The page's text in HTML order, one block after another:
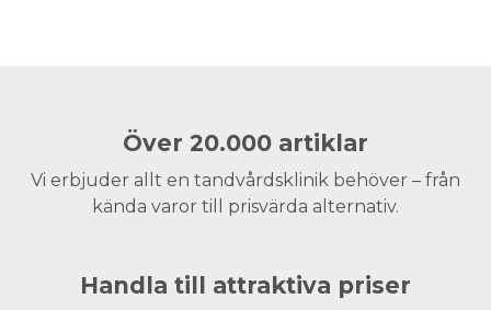
Över 20.000 artiklar
Vi erbjuder allt en tandvårdsklinik behöver – från
kända varor till prisvärda alternativ.
Handla till attraktiva priser